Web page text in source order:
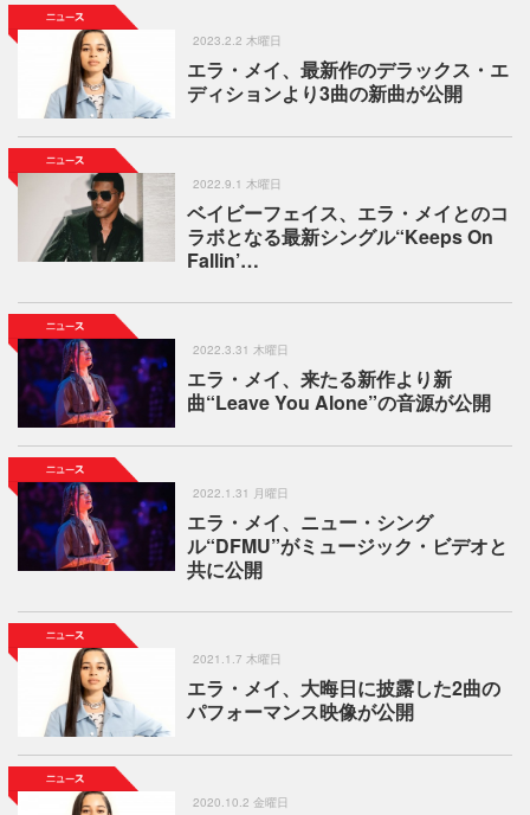
2023.2.2 木曜日
エラ・メイ、最新作のデラックス・エ
ディションより3曲の新曲が公開
2022.9.1 木曜日
ベイビーフェイス、エラ・メイとのコ
ラボとなる最新シングル“Keeps On
Fallin’…
2022.3.31 木曜日
エラ・メイ、来たる新作より新
曲“Leave You Alone”の音源が公開
2022.1.31 月曜日
エラ・メイ、ニュー・シング
ル“DFMU”がミュージック・ビデオと
共に公開
2021.1.7 木曜日
エラ・メイ、大晦日に披露した2曲の
パフォーマンス映像が公開
2020.10.2 金曜日